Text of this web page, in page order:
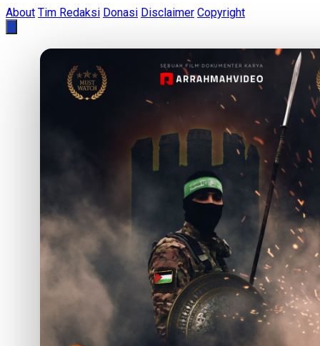
About Tim Redaksi Donasi Disclaimer Copyright